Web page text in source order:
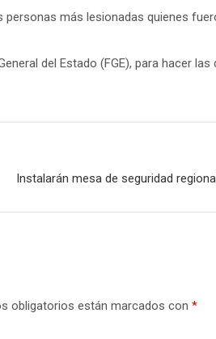
más lesionadas quienes
del Estado (FGE), para hacer las
Instalarán mesa de seguridad
obligatorios están marcados con *